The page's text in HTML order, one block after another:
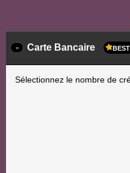
- Carte Bancaire BEST
Sélectionnez le nombre de